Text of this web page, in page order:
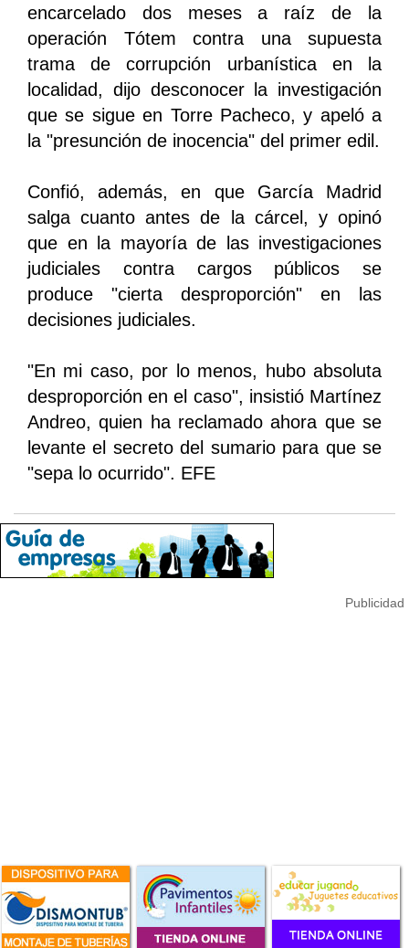
encarcelado dos meses a raíz de la
operación Tótem contra una supuesta
trama de corrupción urbanística en la
localidad, dijo desconocer la investigación
que se sigue en Torre Pacheco, y apeló a
la "presunción de inocencia" del primer edil.
Confió, además, en que García Madrid
salga cuanto antes de la cárcel, y opinó
que en la mayoría de las investigaciones
judiciales contra cargos públicos se
produce "cierta desproporción" en las
decisiones judiciales.
"En mi caso, por lo menos, hubo absoluta
desproporción en el caso", insistió Martínez
Andreo, quien ha reclamado ahora que se
levante el secreto del sumario para que se
"sepa lo ocurrido". EFE